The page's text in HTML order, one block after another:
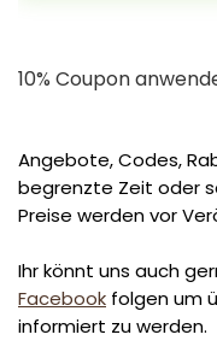
10% Coupon
Angebote, Codes,
begrenzte Zeit oder
Preise werden vor
Ihr könnt uns auch
Facebook folgen um
informiert zu werden.